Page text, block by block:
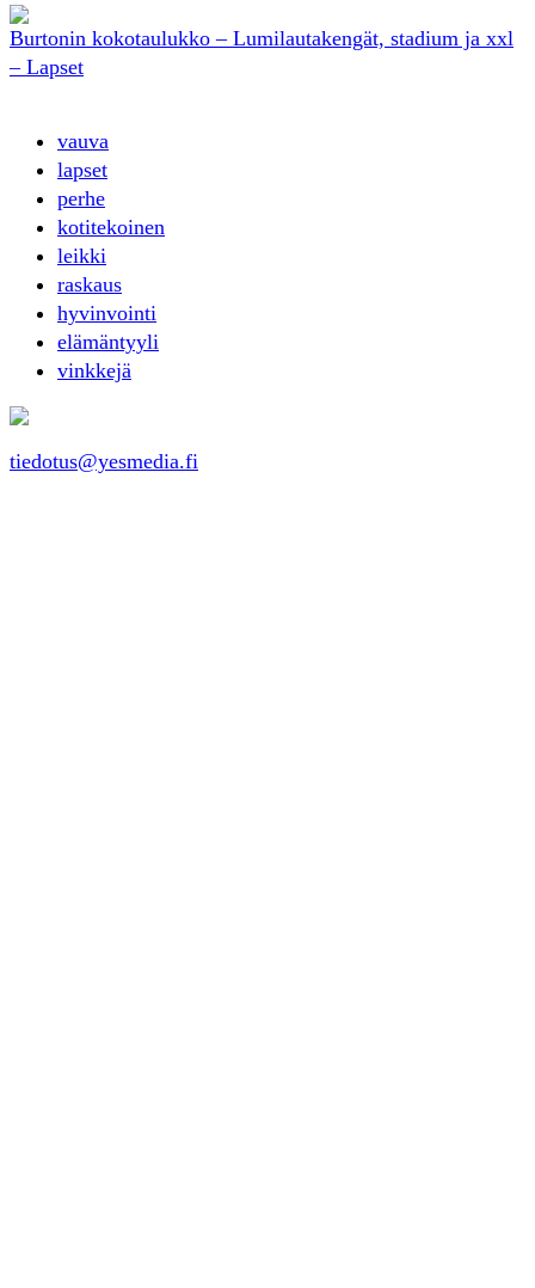
Burtonin kokotaulukko – Lumilautakengät, stadium ja xxl
– Lapset
vauva
lapset
perhe
kotitekoinen
leikki
raskaus
hyvinvointi
elämäntyyli
vinkkejä
tiedotus@yesmedia.fi